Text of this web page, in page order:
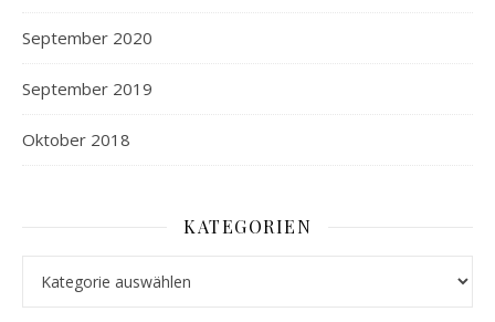
September 2020
September 2019
Oktober 2018
KATEGORIEN